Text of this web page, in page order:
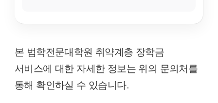
본 법학전문대학원 취약계층 장학금
서비스에 대한 자세한 정보는 위의 문의처를
통해 확인하실 수 있습니다.